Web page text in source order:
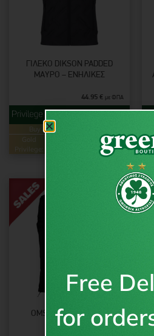
ΓΙΛΈΚΟ DIKSON PADDED
ΜΑΎΡΟ – ΕΝΉΛΙΚΕΣ
44.95 € με ΦΠΑ
Buy & Earn
Gold
Privilege:
Green
Privilege:
45
pts.
OMSK ΓΙΛΈΚΟ ΜΑΎΡΟ
Free
for